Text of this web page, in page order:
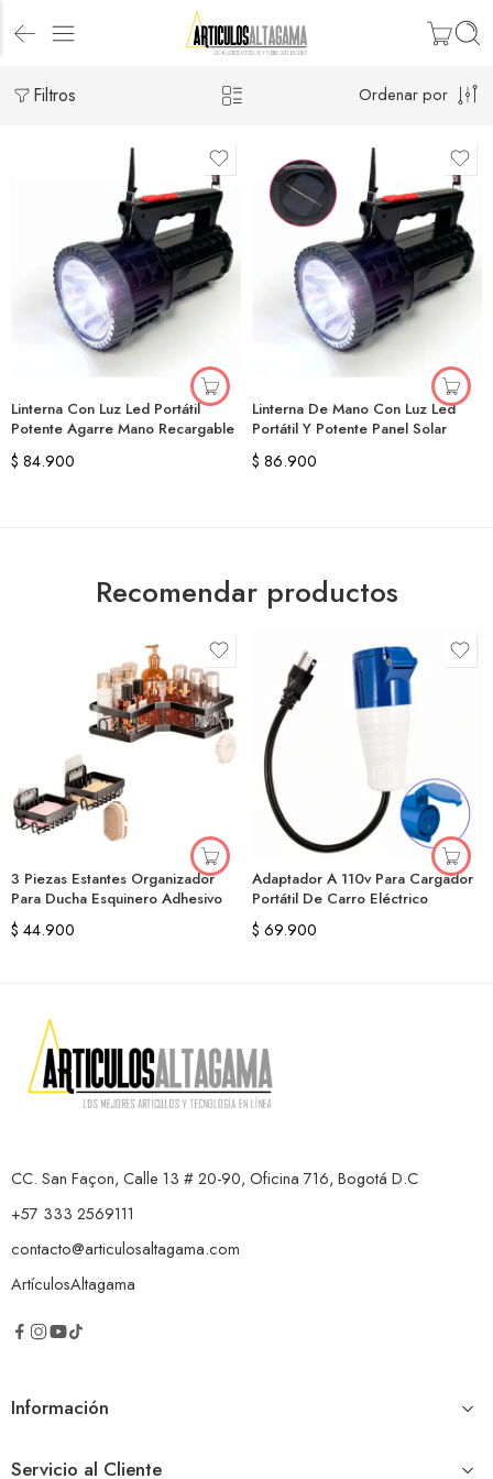
Filtros Ordenar por
Linterna Con Luz Led Portátil
Potente Agarre Mano Recargable
$ 84.900
Linterna De Mano Con Luz Led
Portátil Y Potente Panel Solar
$ 86.900
Recomendar productos
3 Piezas Estantes Organizador
Para Ducha Esquinero Adhesivo
$ 44.900
Adaptador A 110v Para Cargador
Portátil De Carro Eléctrico
$ 69.900
CC. San Façon, Calle 13 # 20-90, Oficina 716, Bogotá D.C
+57 333 2569111
contacto@articulosaltagama.com
ArtículosAltagama
Información
Servicio al Cliente